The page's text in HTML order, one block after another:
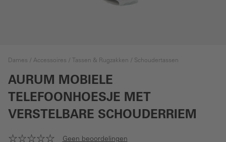
Dames Accessoires Tassen & Rugzakken Schoudertassen
AURUM MOBIELE
TELEFOONHOESJE MET
VERSTELBARE SCHOUDERRIEM
Geen beoordelingen